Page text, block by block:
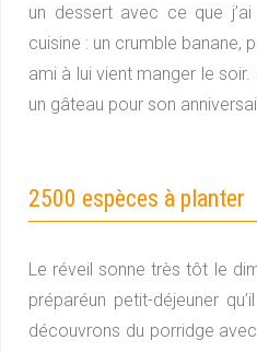
un dessert avec ce que
cuisine : un crumble banane,
ami à lui vient manger le
un gâteau pour son
2500 espèces à planter
Le réveil sonne très tôt le
préparéun petit-déjeuner
découvrons du porridge